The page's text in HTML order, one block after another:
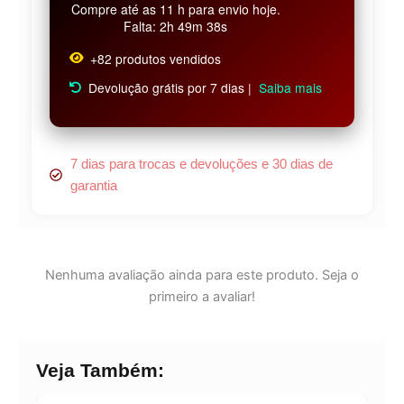
Compre até as 11 h para envio hoje.
Falta: 2h 49m 37s
+82 produtos vendidos
Devolução grátis por 7 dias | Saiba mais
7 dias para trocas e devoluções e 30 dias de
garantia
Nenhuma avaliação ainda para este produto. Seja o
primeiro a avaliar!
Veja Também: